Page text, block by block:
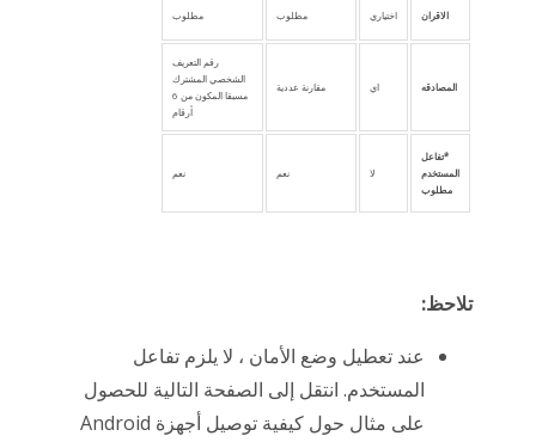
الاقران اختياري مطلوب مطلوب
المصادقه اي مقارنة عددية
رقم التعريف
الشخصيالمشترك
مسبقا
المكون من 6
أرقام
*تفاعل
المستخدم
مطلوب
لا نعم نعم
تلاحظ:
عند تعطيل وضع الأمان ، لا يلزم تفاعل
المستخدم. انتقل إلى الصفحة التالية للحصول
على مثال حول كيفية توصيل أجهزة Android